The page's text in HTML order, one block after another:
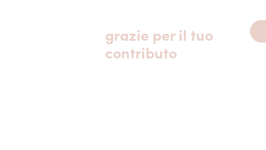
grazie per il tuo
contributo